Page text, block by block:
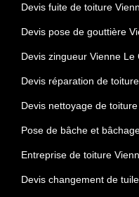
Devis fuite de toiture
Devis pose de gouttière
Devis zingueur Vienne Le
Devis réparation de
Devis nettoyage de
Pose de bâche et
Entreprise de toiture
Devis changement de